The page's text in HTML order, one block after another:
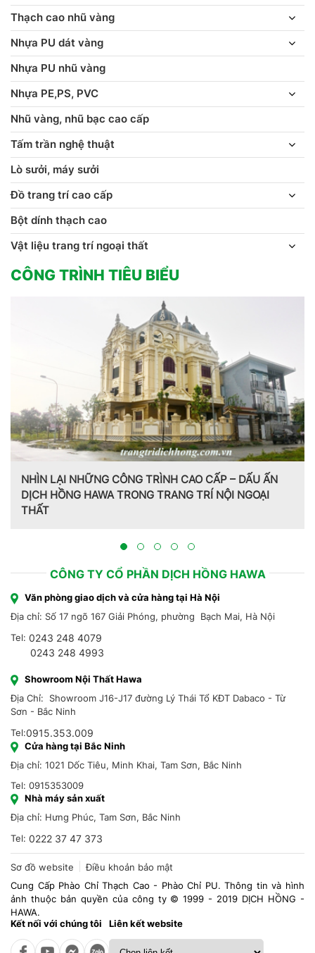
Thạch cao nhũ vàng
Nhựa PU dát vàng
Nhựa PU nhũ vàng
Nhựa PE,PS, PVC
Nhũ vàng, nhũ bạc cao cấp
Tấm trần nghệ thuật
Lò sưởi, máy sưởi
Đồ trang trí cao cấp
Bột dính thạch cao
Vật liệu trang trí ngoại thất
CÔNG TRÌNH TIÊU BIỂU
NHÌN LẠI NHỮNG CÔNG TRÌNH CAO CẤP – DẤU ẤN
DỊCH HỒNG HAWA TRONG TRANG TRÍ NỘI NGOẠI
THẤT
CÔNG TY CỔ PHẦN DỊCH HỒNG HAWA
Văn phòng giao dịch và cửa hàng tại Hà Nội
Địa chỉ: Số 17 ngõ 167 Giải Phóng, phường Bạch Mai, Hà Nội
Tel: 0243 248 4079
0243 248 4993
Showroom Nội Thất Hawa
Địa Chỉ: Showroom J16-J17 đường Lý Thái Tổ KĐT Dabaco - Từ
Sơn - Bắc Ninh
Tel:0915.353.009
Cửa hàng tại Bắc Ninh
Địa chỉ: 1021 Dốc Tiêu, Minh Khai, Tam Sơn, Bắc Ninh
Tel: 0915353009
Nhà máy sản xuất
Địa chỉ: Hưng Phúc, Tam Sơn, Bắc Ninh
Tel: 0222 37 47 373
Sơ đồ website
Điều khoản bảo mật
Cung Cấp Phào Chỉ Thạch Cao - Phào Chỉ PU. Thông tin và hình
ảnh thuộc bản quyền của công ty © 1999 - 2019 DỊCH HỒNG -
HAWA.
Kết nối với chúng tôi
Liên kết website